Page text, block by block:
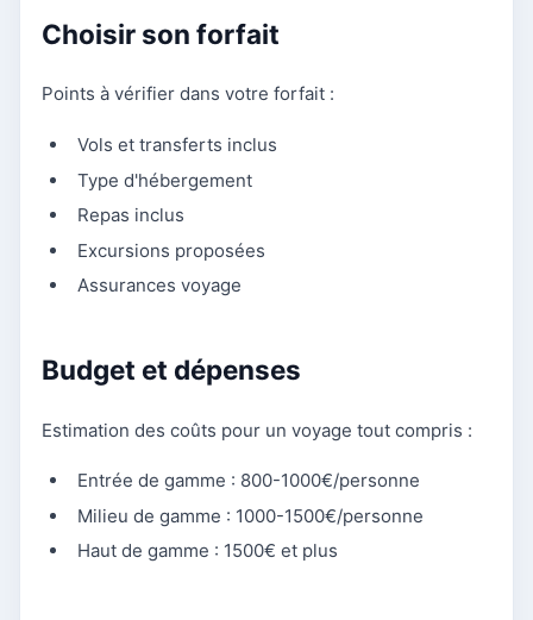
Choisir son forfait
Points à vérifier dans votre forfait :
Vols et transferts inclus
Type d'hébergement
Repas inclus
Excursions proposées
Assurances voyage
Budget et dépenses
Estimation des coûts pour un voyage tout compris :
Entrée de gamme : 800-1000€/personne
Milieu de gamme : 1000-1500€/personne
Haut de gamme : 1500€ et plus